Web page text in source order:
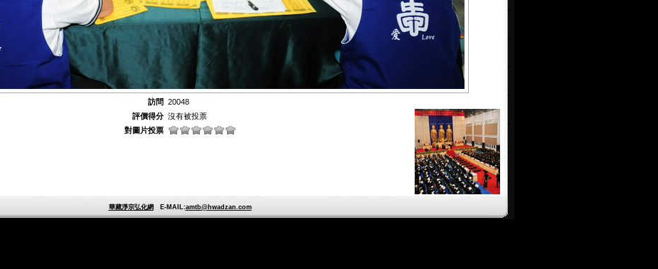
訪問 20048
評價得分 沒有被投票
對圖片投票
華藏淨宗弘化網E-MAIL:amtb@hwadzan.com